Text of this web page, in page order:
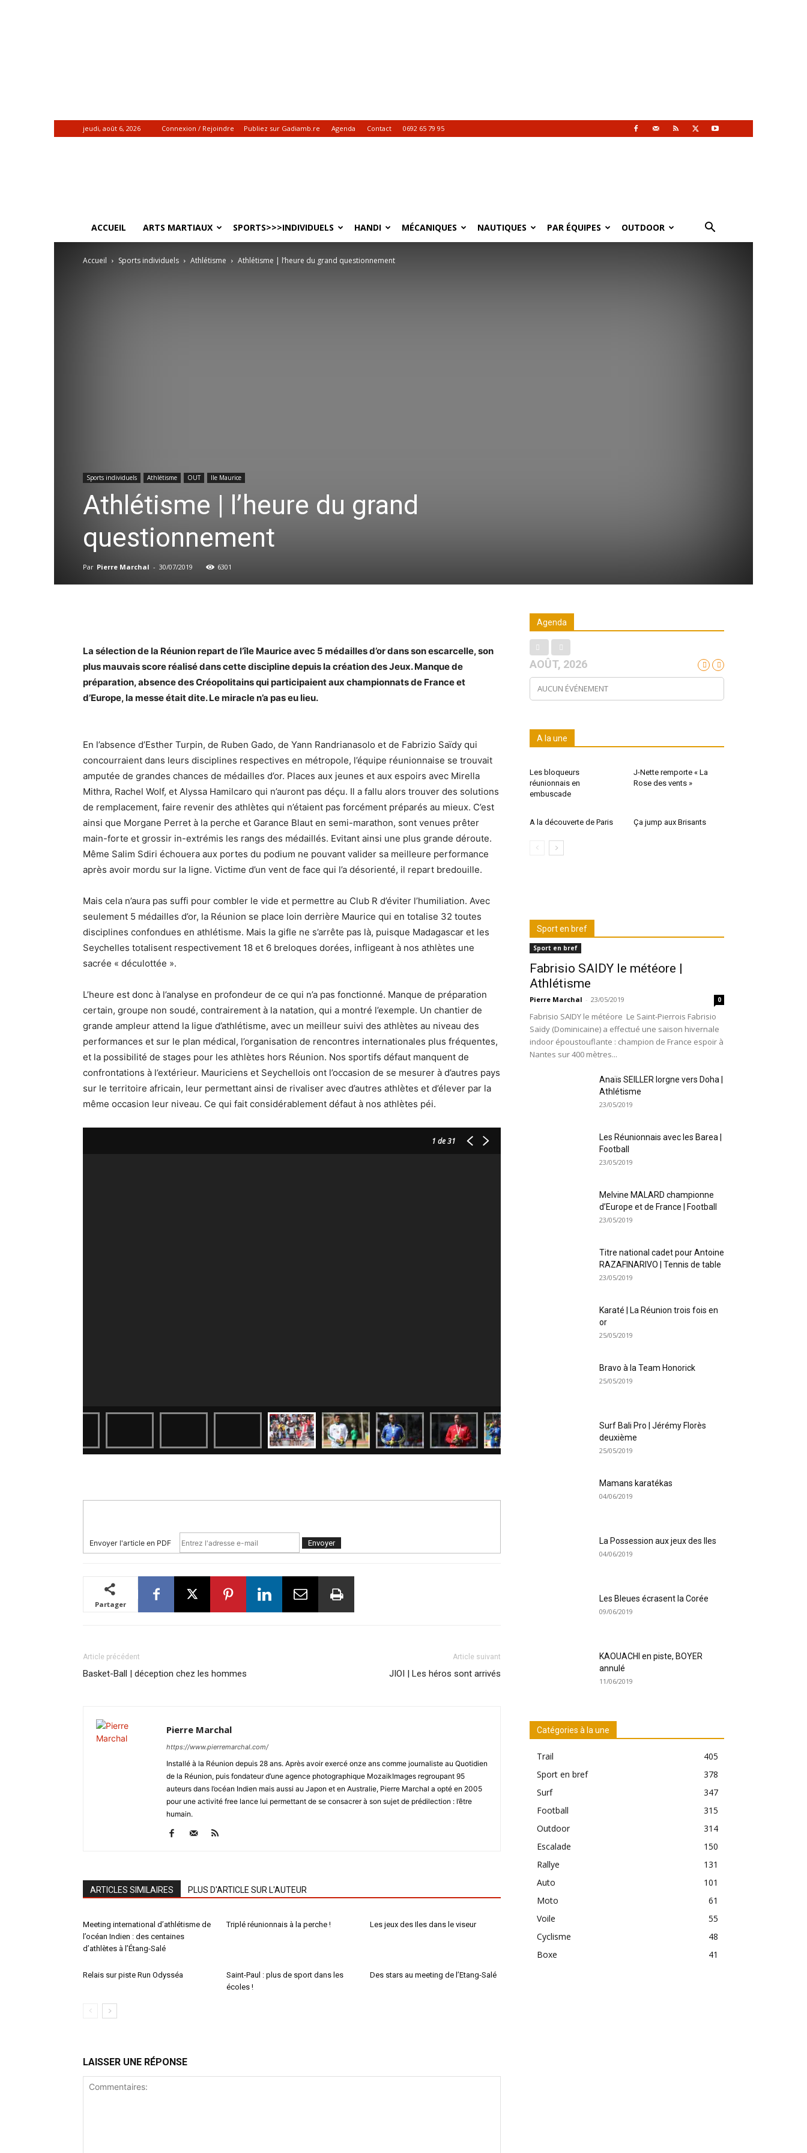
jeudi, août 6, 2026 Connexion / Rejoindre Publiez sur Gadiamb.re Agenda Contact 0692 65 79 95
ACCUEIL ARTS MARTIAUX SPORTS>>>INDIVIDUELS HANDI MÉCANIQUES NAUTIQUES PAR ÉQUIPES OUTDOOR
Accueil Sports individuels Athlétisme Athlétisme | l’heure du grand questionnement
Sports individuels Athlétisme OUT Ile Maurice
Athlétisme | l’heure du grand
questionnement
Par Pierre Marchal - 30/07/2019 6301
La sélection de la Réunion repart de l’île Maurice avec 5 médailles d’or dans son escarcelle, son
plus mauvais score réalisé dans cette discipline depuis la création des Jeux. Manque de
préparation, absence des Créopolitains qui participaient aux championnats de France et
d’Europe, la messe était dite. Le miracle n’a pas eu lieu.
En l’absence d’Esther Turpin, de Ruben Gado, de Yann Randrianasolo et de Fabrizio Saïdy qui
concourraient dans leurs disciplines respectives en métropole, l’équipe réunionnaise se trouvait
amputée de grandes chances de médailles d’or. Places aux jeunes et aux espoirs avec Mirella
Mithra, Rachel Wolf, et Alyssa Hamilcaro qui n’auront pas déçu. Il a fallu alors trouver des solutions
de remplacement, faire revenir des athlètes qui n’étaient pas forcément préparés au mieux. C’est
ainsi que Morgane Perret à la perche et Garance Blaut en semi-marathon, sont venues prêter
main-forte et grossir in-extrémis les rangs des médaillés. Evitant ainsi une plus grande déroute.
Même Salim Sdiri échouera aux portes du podium ne pouvant valider sa meilleure performance
après avoir mordu sur la ligne. Victime d’un vent de face qui l’a désorienté, il repart bredouille.
Mais cela n’aura pas suffi pour combler le vide et permettre au Club R d’éviter l’humiliation. Avec
seulement 5 médailles d’or, la Réunion se place loin derrière Maurice qui en totalise 32 toutes
disciplines confondues en athlétisme. Mais la gifle ne s’arrête pas là, puisque Madagascar et les
Seychelles totalisent respectivement 18 et 6 breloques dorées, infligeant à nos athlètes une
sacrée « déculottée ».
L’heure est donc à l’analyse en profondeur de ce qui n’a pas fonctionné. Manque de préparation
certain, groupe non soudé, contrairement à la natation, qui a montré l’exemple. Un chantier de
grande ampleur attend la ligue d’athlétisme, avec un meilleur suivi des athlètes au niveau des
performances et sur le plan médical, l’organisation de rencontres internationales plus fréquentes,
et la possibilité de stages pour les athlètes hors Réunion. Nos sportifs défaut manquent de
confrontations à l’extérieur. Mauriciens et Seychellois ont l’occasion de se mesurer à d’autres pays
sur le territoire africain, leur permettant ainsi de rivaliser avec d’autres athlètes et d’élever par la
même occasion leur niveau. Ce qui fait considérablement défaut à nos athlètes péi.
1 de 31
Envoyer l'article en PDF
Partager
Article précédent
Basket-Ball | déception chez les hommes
Article suivant
JIOI | Les héros sont arrivés
Pierre Marchal
https://www.pierremarchal.com/
Installé à la Réunion depuis 28 ans. Après avoir exercé onze ans comme journaliste au Quotidien
de la Réunion, puis fondateur d’une agence photographique MozaikImages regroupant 95
auteurs dans l’océan Indien mais aussi au Japon et en Australie, Pierre Marchal a opté en 2005
pour une activité free lance lui permettant de se consacrer à son sujet de prédilection : l’être
humain.
ARTICLES SIMILAIRES PLUS D'ARTICLE SUR L'AUTEUR
Meeting international d’athlétisme de
l’océan Indien : des centaines
d’athlètes à l’Étang-Salé
Triplé réunionnais à la perche ! Les jeux des Iles dans le viseur
Relais sur piste Run Odysséa
Saint-Paul : plus de sport dans les
écoles !
Des stars au meeting de l’Etang-Salé
LAISSER UNE RÉPONSE
Agenda
AOÛT, 2026
AUCUN ÉVÉNEMENT
A la une
Les bloqueurs
réunionnais en
embuscade
J-Nette remporte « La
Rose des vents »
A la découverte de Paris Ça jump aux Brisants
Sport en bref
Sport en bref
Fabrisio SAIDY le météore |
Athlétisme
Pierre Marchal - 23/05/2019 0
Fabrisio SAIDY le météore Le Saint-Pierrois Fabrisio
Saïdy (Dominicaine) a effectué une saison hivernale
indoor époustouflante : champion de France espoir à
Nantes sur 400 mètres...
Anaïs SEILLER lorgne vers Doha |
Athlétisme
23/05/2019
Les Réunionnais avec les Barea |
Football
23/05/2019
Melvine MALARD championne
d’Europe et de France | Football
23/05/2019
Titre national cadet pour Antoine
RAZAFINARIVO | Tennis de table
23/05/2019
Karaté | La Réunion trois fois en
or
25/05/2019
Bravo à la Team Honorick
25/05/2019
Surf Bali Pro | Jérémy Florès
deuxième
25/05/2019
Mamans karatékas
04/06/2019
La Possession aux jeux des Iles
04/06/2019
Les Bleues écrasent la Corée
09/06/2019
KAOUACHI en piste, BOYER
annulé
11/06/2019
Catégories à la une
Trail
405
Sport en bref
378
Surf
347
Football
315
Outdoor
314
Escalade
150
Rallye
131
Auto
101
Moto
61
Voile
55
Cyclisme
48
Boxe
41